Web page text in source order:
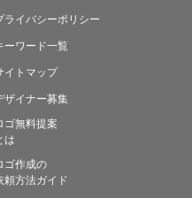
ライバシーポリシー
ーワード一覧
イトマップ
ザイナー募集
ゴ無料提案
は
ゴ作成の
頼方法ガイド